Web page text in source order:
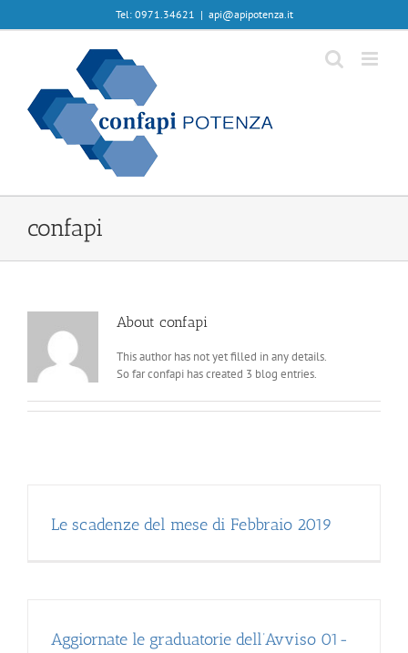
Tel: 0971.34621 | api@apipotenza.it
confapi
About confapi
This author has not yet filled in any details.
So far confapi has created 3 blog entries.
Le scadenze del mese di Febbraio 2019
Aggiornate le graduatorie dell’Avviso 01-